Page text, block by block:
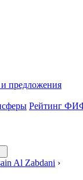
предложения
Рейтинг
Al Zabdani ›